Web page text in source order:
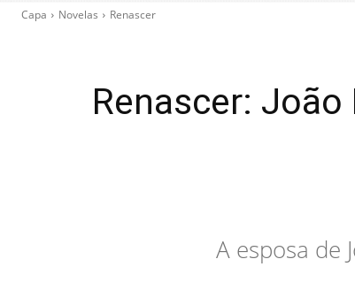
Capa Novelas Renascer
Renascer:
A esposa de